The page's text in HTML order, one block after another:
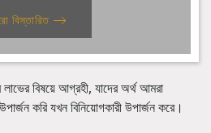
বিস্তারিত
লাভের বিষয়ে আগ্রহী, যাদের অর্থ আমরা
করি যখন বিনিয়োগকারী উপার্জন করে।